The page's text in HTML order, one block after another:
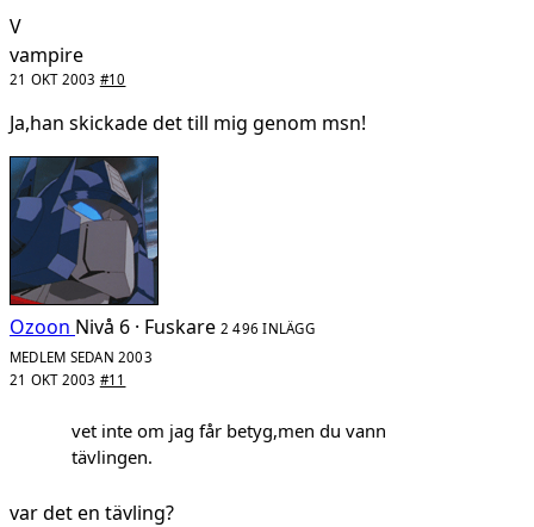
V
vampire
21 OKT 2003 #10
Ja,han skickade det till mig genom msn!
Ozoon Nivå 6 · Fuskare 2 496 INLÄGG
MEDLEM SEDAN 2003
21 OKT 2003 #11
vet inte om jag får betyg,men du vann
tävlingen.
var det en tävling?